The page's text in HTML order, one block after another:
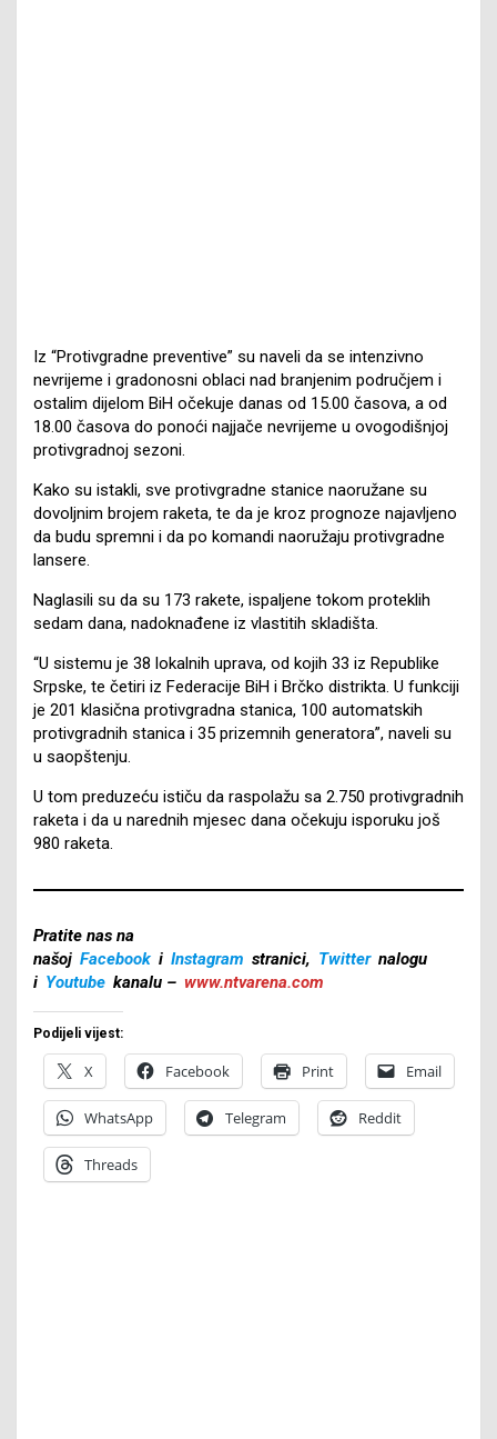
Iz “Protivgradne preventive” su naveli da se intenzivno
nevrijeme i gradonosni oblaci nad branjenim područjem i
ostalim dijelom BiH očekuje danas od 15.00 časova, a od
18.00 časova do ponoći najjače nevrijeme u ovogodišnjoj
protivgradnoj sezoni.
Kako su istakli, sve protivgradne stanice naoružane su
dovoljnim brojem raketa, te da je kroz prognoze najavljeno
da budu spremni i da po komandi naoružaju protivgradne
lansere.
Naglasili su da su 173 rakete, ispaljene tokom proteklih
sedam dana, nadoknađene iz vlastitih skladišta.
“U sistemu je 38 lokalnih uprava, od kojih 33 iz Republike
Srpske, te četiri iz Federacije BiH i Brčko distrikta. U funkciji
je 201 klasična protivgradna stanica, 100 automatskih
protivgradnih stanica i 35 prizemnih generatora”, naveli su
u saopštenju.
U tom preduzeću ističu da raspolažu sa 2.750 protivgradnih
raketa i da u narednih mjesec dana očekuju isporuku još
980 raketa.
Pratite nas na
našoj Facebook i Instagram stranici, Twitter nalogu
i Youtube kanalu – www.ntvarena.com
Podijeli vijest:
X Facebook Print Email
WhatsApp Telegram Reddit
Threads